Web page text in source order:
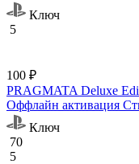
Ключ
5
100 ₽
PRAGMATA Deluxe
Оффлайн активация
Ключ
70
5